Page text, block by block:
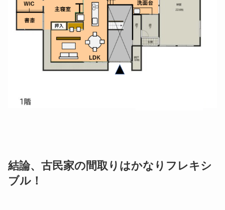
結論、古民家の間取りはかなりフレキシ
ブル！